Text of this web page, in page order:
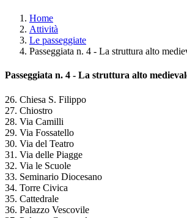
Home
Attività
Le passeggiate
Passeggiata n. 4 - La struttura alto
Passeggiata n. 4 - La struttura alto
26. Chiesa S. Filippo
27. Chiostro
28. Via Camilli
29. Via Fossatello
30. Via del Teatro
31. Via delle Piagge
32. Via le Scuole
33. Seminario Diocesano
34. Torre Civica
35. Cattedrale
36. Palazzo Vescovile